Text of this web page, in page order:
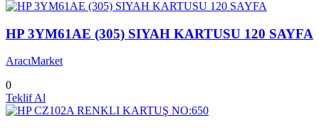
HP 3YM61AE (305) SIYAH KARTUSU 120 SAYFA
AracıMarket
0
Teklif Al